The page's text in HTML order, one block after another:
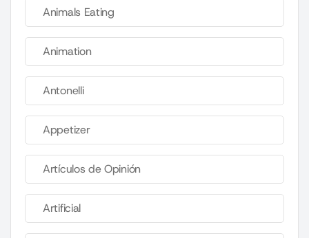
Animals Eating
Animation
Antonelli
Appetizer
Artículos de Opinión
Artificial